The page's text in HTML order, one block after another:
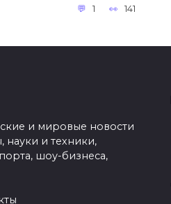
1 141
и мировые новости
науки и техники,
шоу-бизнеса,